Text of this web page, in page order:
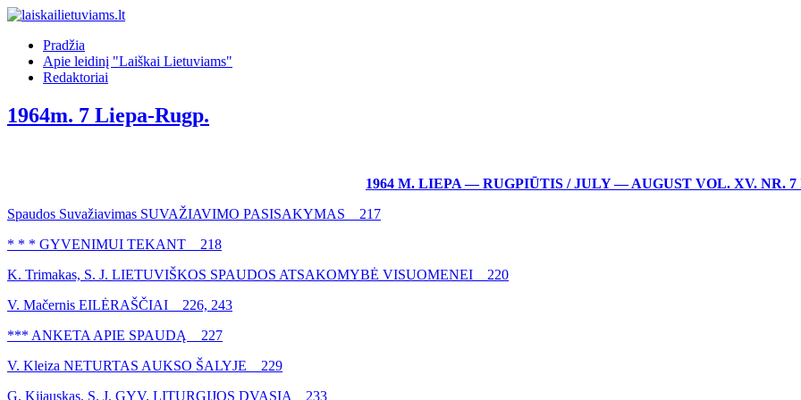
Pradžia
Apie leidinį "Laiškai Lietuviams"
Redaktoriai
1964m. 7 Liepa-Rugp.
1964 M. LIEPA — RUGPIŪTIS / JULY — AUGUST VOL. XV. NR.
Spaudos Suvažiavimas SUVAŽIAVIMO PASISAKYMAS 217
* * * GYVENIMUI TEKANT 218
K. Trimakas, S. J. LIETUVIŠKOS SPAUDOS ATSAKOMYBĖ VISUOMENEI 220
V. Mačernis EILĖRAŠČIAI 226, 243
*** ANKETA APIE SPAUDĄ 227
V. Kleiza NETURTAS AUKSO ŠALYJE 229
G. Kijauskas, S. J. GYV. LITURGIJOS DVASIA 233